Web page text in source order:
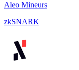
Aleo Mineurs
zkSNARK